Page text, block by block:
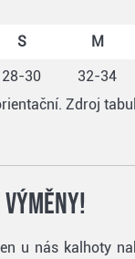
S M
28-30 32-34
Zdroj
u nás kalhoty